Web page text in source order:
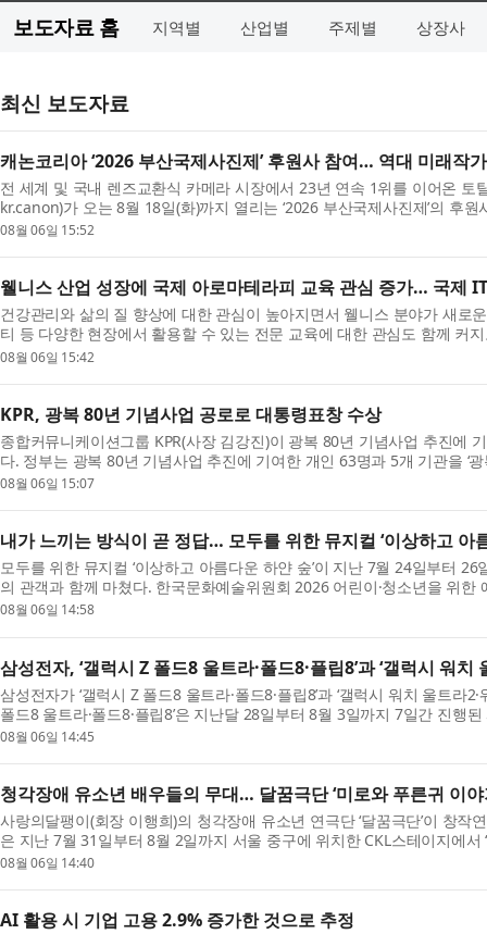
보도자료 홈 지역별 산업별 주제별 상장사
최신 보도자료
캐논코리아 ‘2026 부산국제사진제’ 후원사 참여… 역대 미래작
전 세계 및 국내 렌즈교환식 카메라 시장에서 23년 연속 1위를 이어온
kr.canon)가 오는 8월 18일(화)까지 열리는 ‘2026 부산국제사진제’의 후
Narratives’ ...
08월 06일 15:52
웰니스 산업 성장에 국제 아로마테라피 교육 관심 증가… 국제
건강관리와 삶의 질 향상에 대한 관심이 높아지면서 웰니스 분야가 새로
티 등 다양한 현장에서 활용할 수 있는 전문 교육에 대한 관심도 함께 커
역...
08월 06일 15:42
KPR, 광복 80년 기념사업 공로로 대통령표창 수상
종합커뮤니케이션그룹 KPR(사장 김강진)이 광복 80년 기념사업 추진에
다. 정부는 광복 80년 기념사업 추진에 기여한 개인 63명과 5개 기관을 ‘
가운...
08월 06일 15:07
내가 느끼는 방식이 곧 정답… 모두를 위한 뮤지컬 ‘이상하고 아
모두를 위한 뮤지컬 ‘이상하고 아름다운 하얀 숲’이 지난 7월 24일부터
의 관객과 함께 마쳤다. 한국문화예술위원회 2026 어린이·청소년을 위
표 홍...
08월 06일 14:58
삼성전자, ‘갤럭시 Z 폴드8 울트라·폴드8·플립8’과 ‘갤럭시 워치
삼성전자가 ‘갤럭시 Z 폴드8 울트라·폴드8·플립8’과 ‘갤럭시 워치 울트라
폴드8 울트라·폴드8·플립8’은 지난달 28일부터 8월 3일까지 7일간 진행
판...
08월 06일 14:45
청각장애 유소년 배우들의 무대… 달꿈극단 ‘미로와 푸른귀 이야
사랑의달팽이(회장 이행희)의 청각장애 유소년 연극단 ‘달꿈극단’이 창작
은 지난 7월 31일부터 8월 2일까지 서울 중구에 위치한 CKL스테이지에
회...
08월 06일 14:40
AI 활용 시 기업 고용 2.9% 증가한 것으로 추정